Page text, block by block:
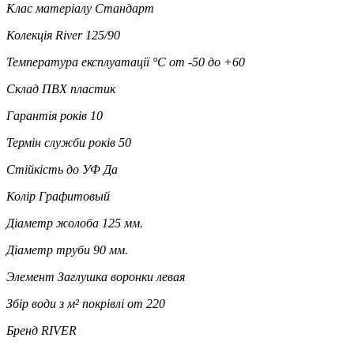
Клас матеріалу Стандарт
Колекція River 125/90
Температура експлуатації °C от -50 до +60
Склад ПВХ пластик
Гарантія років 10
Термін служби років 50
Стійкість до УФ Да
Колір Графитовый
Діаметр жолоба 125 мм.
Діаметр труби 90 мм.
Элемент Заглушка воронки левая
Збір води з м² покрівлі от 220
Бренд RIVER